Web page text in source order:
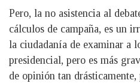
Pero, la no asistencia al
cálculos de campaña, es un
la ciudadanía de examinar a
presidencial, pero es más
de opinión tan